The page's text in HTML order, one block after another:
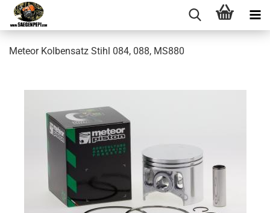
Meteor Kolbensatz Stihl 084, 088, MS880